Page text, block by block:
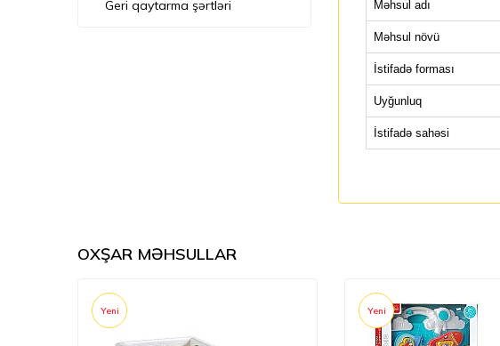
Geri qaytarma şərtləri Məhsul adı
Məhsul növü
İstifadə forması
Uyğunluq
İstifadə sahəsi
OXŞAR MƏHSULLAR
Yeni Yeni